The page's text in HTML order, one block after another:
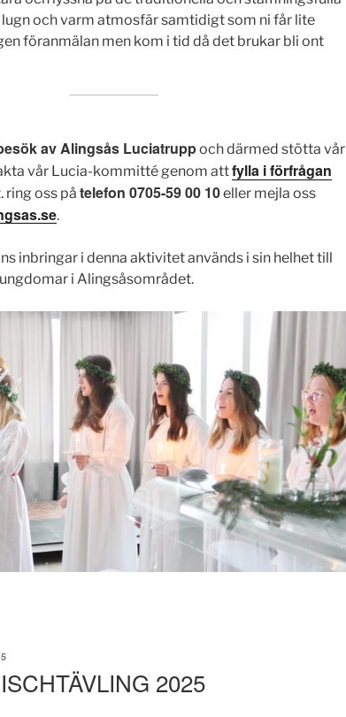
lugn och varm atmosfär samtidigt som ni får lite
föranmälan men kom i tid då det brukar bli ont
av Alingsås Luciatruppoch därmed stötta vår
vår Lucia-kommitté genom attfylla i förfrågan
ring oss på telefon 0705-59 00 10eller mejla oss
.
inbringar i denna aktivitet används i sin helhet till
i Alingsåsområdet.
2025